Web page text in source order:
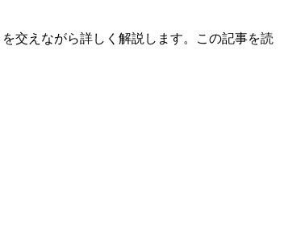
交えながら詳しく解説します。この記事を読